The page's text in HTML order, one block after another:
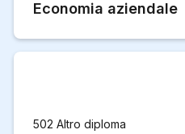
Economia aziendale
502 Altro diploma